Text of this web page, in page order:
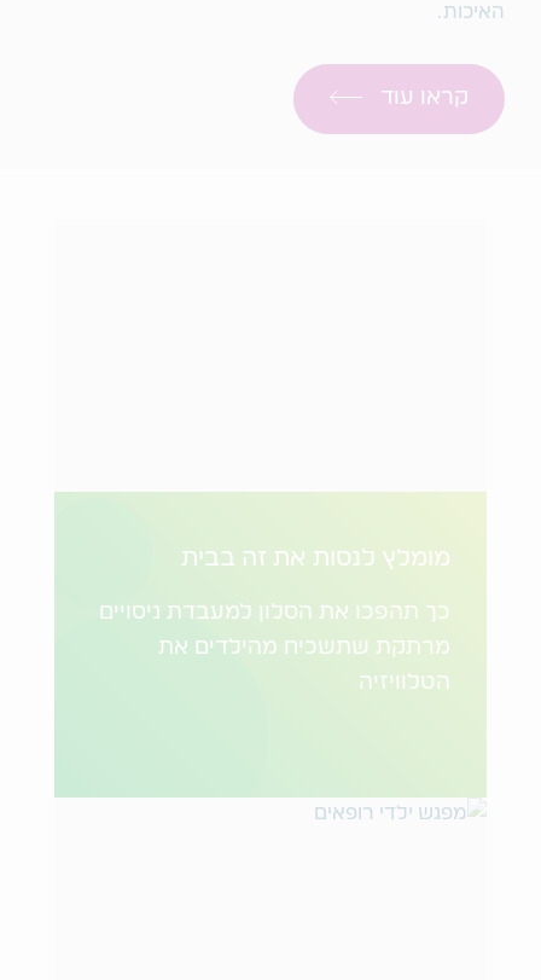
האיכות.
קראו עוד
מומלץ לנסות את זה בבית
כך תהפכו את הסלון למעבדת ניסויים
מרתקת שתשכיח מהילדים את
הטלוויזיה